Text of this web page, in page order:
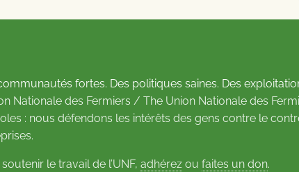
fortes. Des politiques saines. Des
Nationale des Fermiers / The Union Nationale des
: nous défendons les intérêts des gens contre le
le travail de l’UNF, adhérez ou faites un don.